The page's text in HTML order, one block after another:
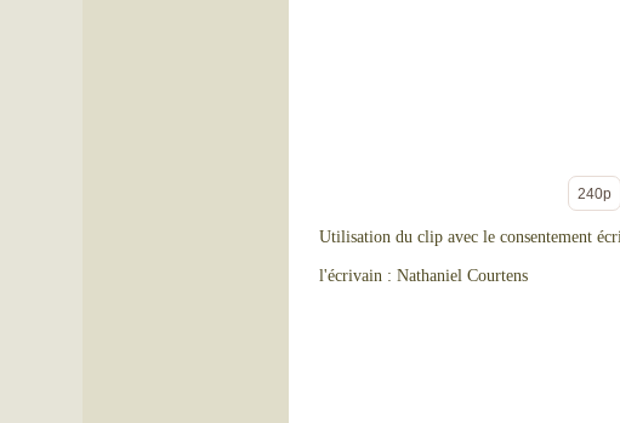
240p
Utilisation du clip avec le consentement
l'écrivain : Nathaniel Courtens